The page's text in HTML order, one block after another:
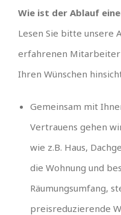
Wie ist der Ablauf
Lesen Sie bitte unsere
erfahrenen Mitarbeiter
Ihren Wünschen
Gemeinsam mit
Vertrauens gehen
wie z.B. Haus,
die Wohnung und
Räumungsumfang,
preisreduzierende